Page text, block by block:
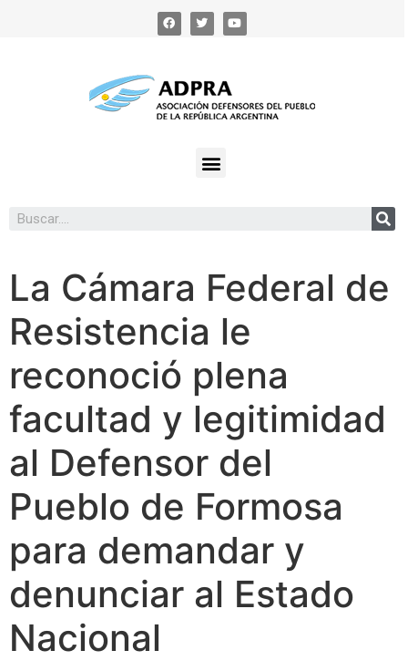
La Cámara Federal de
Resistencia le
reconoció plena
facultad y legitimidad
al Defensor del
Pueblo de Formosa
para demandar y
denunciar al Estado
Nacional